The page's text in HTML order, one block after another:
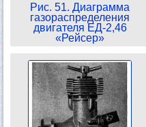
Рис. 51. Диаграмма
газораспределения
двигателя ЕД-2,46
«Рейсер»